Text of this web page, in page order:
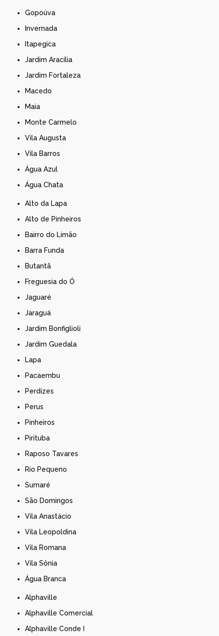
Gopoúva
Invernada
Itapegica
Jardim Aracília
Jardim Fortaleza
Macedo
Maia
Monte Carmelo
Vila Augusta
Vila Barros
Água Azul
Água Chata
Alto da Lapa
Alto de Pinheiros
Bairro do Limão
Barra Funda
Butantã
Freguesia do Ó
Jaguaré
Jaraguá
Jardim Bonfiglioli
Jardim Guedala
Lapa
Pacaembu
Perdizes
Perus
Pinheiros
Pirituba
Raposo Tavares
Rio Pequeno
Sumaré
São Domingos
Vila Anastácio
Vila Leopoldina
Vila Romana
Vila Sônia
Água Branca
Alphaville
Alphaville Comercial
Alphaville Conde I